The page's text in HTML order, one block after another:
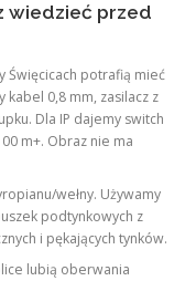
wiedzieć przed
Święcicach potrafią mieć
0,8 mm, zasilacz z
Dla IP dajemy switch
m+. Obraz nie ma
wełny. Używamy
podtynkowych z
i pękających tynków.
lubią oberwania